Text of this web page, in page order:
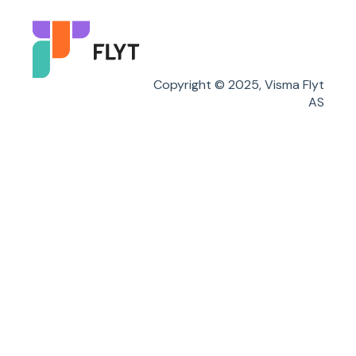
Flyt Foresatt
Copyright © 2025, Visma Flyt
AS